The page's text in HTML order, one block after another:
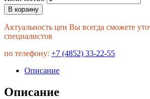
В корзину
Актуальность цен Вы всегда сможете
специалистов
по телефону: +7 (4852) 33-22-55
Описание
Описание